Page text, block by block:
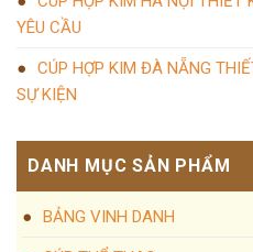
YÊU CẦU
CÚP HỢP KIM ĐÀ NẴNG
SỰ KIỆN
DANH MỤC SẢN PHẨM
BẢNG VINH DANH